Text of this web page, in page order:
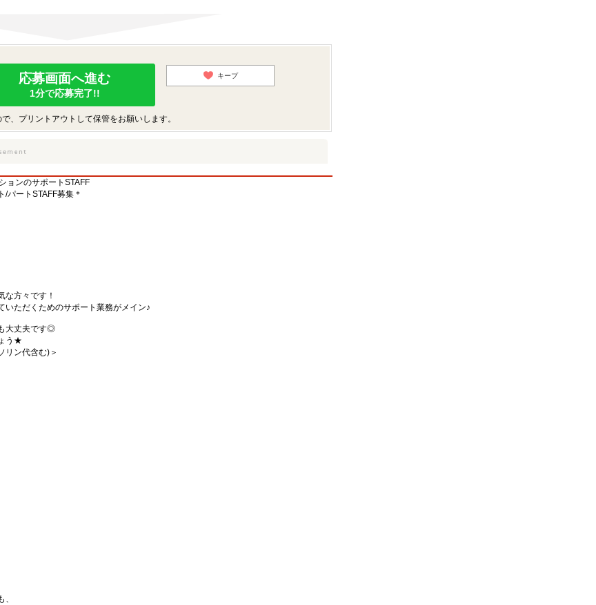
応募画面へ進む
1分で応募完了!!
キープ
、プリントアウトして保管をお願いします。
ョンのサポートSTAFF
/パートSTAFF募集＊
な方々です！
いただくためのサポート業務がメイン♪
大丈夫です◎
う★
ン代含む)＞